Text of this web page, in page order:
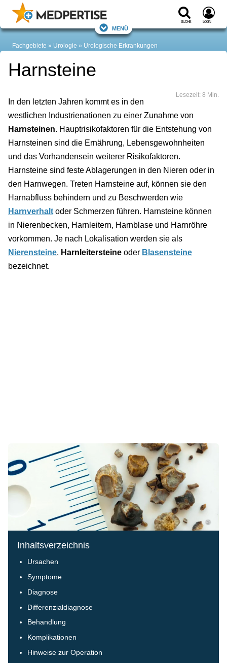
Suche Login
Menü
Fachgebiete Urologie Urologische Erkrankungen
Harnsteine
Lesezeit: 8 Min.
In den letzten Jahren kommt es in den
westlichen Industrienationen zu einer Zunahme von
Harnsteinen. Hauptrisikofaktoren für die Entstehung von
Harnsteinen sind die Ernährung, Lebensgewohnheiten
und das Vorhandensein weiterer Risikofaktoren.
Harnsteine sind feste Ablagerungen in den Nieren oder in
den Harnwegen. Treten Harnsteine auf, können sie den
Harnabfluss behindern und zu Beschwerden wie
Harnverhalt oder Schmerzen führen. Harnsteine können
in Nierenbecken, Harnleitern, Harnblase und Harnröhre
vorkommen. Je nach Lokalisation werden sie als
Nierensteine, Harnleitersteine oder Blasensteine
bezeichnet.
©
Inhaltsverzeichnis
Ursachen
Symptome
Diagnose
Differenzialdiagnose
Behandlung
Komplikationen
Hinweise zur Operation